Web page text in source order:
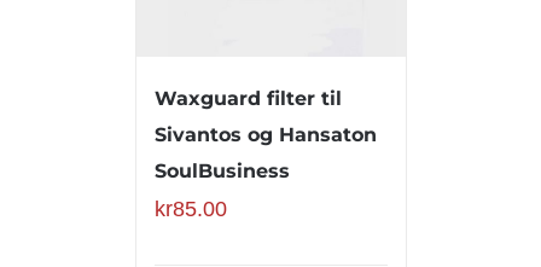
Waxguard filter til
Sivantos og Hansaton
SoulBusiness
kr85.00